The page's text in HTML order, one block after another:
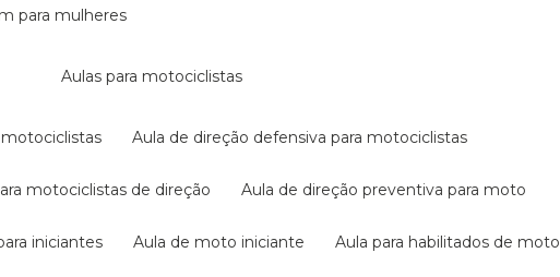
para mulheres
aulas para motociclistas
motociclistas aula de direção defensiva para motociclistas
motociclistas de direção aula de direção preventiva para moto
iniciantes aula de moto iniciante aula para habilitados de moto